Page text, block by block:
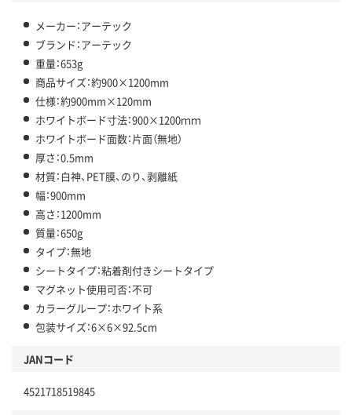
メーカー：アーテック
ブランド：アーテック
重量：653g
商品サイズ：約900×1200mm
仕様：約900mm×120mm
ホワイトボード寸法：900×1200ｍｍ
ホワイトボード面数：片面（無地）
厚さ：0.5mm
材質：白神、PET膜、のり、剥離紙
幅：900mm
高さ：1200mm
質量：650g
タイプ：無地
シートタイプ：粘着剤付きシートタイプ
マグネット使用可否：不可
カラーグループ：ホワイト系
包装サイズ：6×6×92.5cm
JANコード
4521718519845